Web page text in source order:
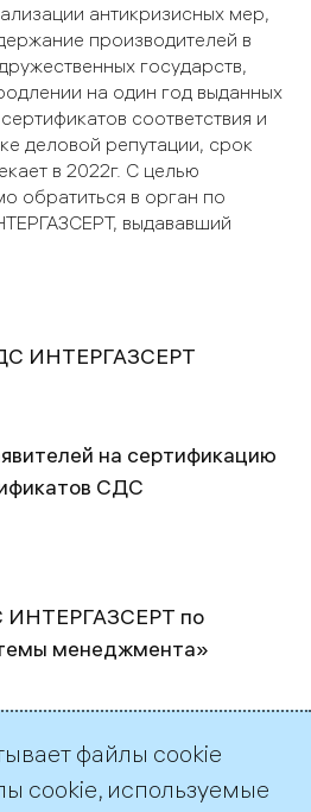
антикризисных мер,
производителей в
государств,
на один год выданных
соответствия и
деловой репутации, срок
в 2022г. С целью
обратиться в орган по
выдававший
ИНТЕРГАЗСЕРТ
на сертификацию
СДС
ИНТЕРГАЗСЕРТ по
менеджмента»
ИНТЕРГАЗСЕРТ по
оборудование
файлы cookie
cookie, используемые